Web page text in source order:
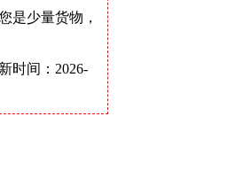
是少量货物，
时间：2026-